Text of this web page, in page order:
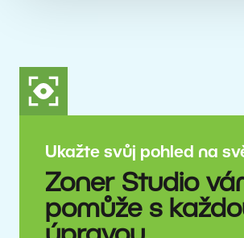
Ukažte svůj pohled na
Zoner Studio
pomůže s